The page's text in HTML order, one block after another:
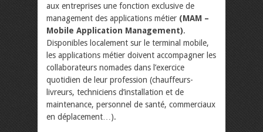
aux entreprises une fonction exclusive de
management des applications métier (MAM –
Mobile Application Management).
Disponibles localement sur le terminal mobile,
les applications métier doivent accompagner les
collaborateurs nomades dans l’exercice
quotidien de leur profession (chauffeurs-
livreurs, techniciens d’installation et de
maintenance, personnel de santé, commerciaux
en déplacement…).